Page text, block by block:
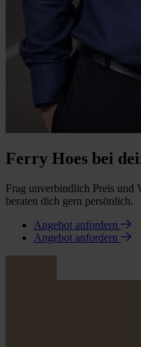
Ferry Hoes bei
Frag unverbindlich Preis und
beraten dich gern persönlich.
Angebot anfordern
Angebot anfordern